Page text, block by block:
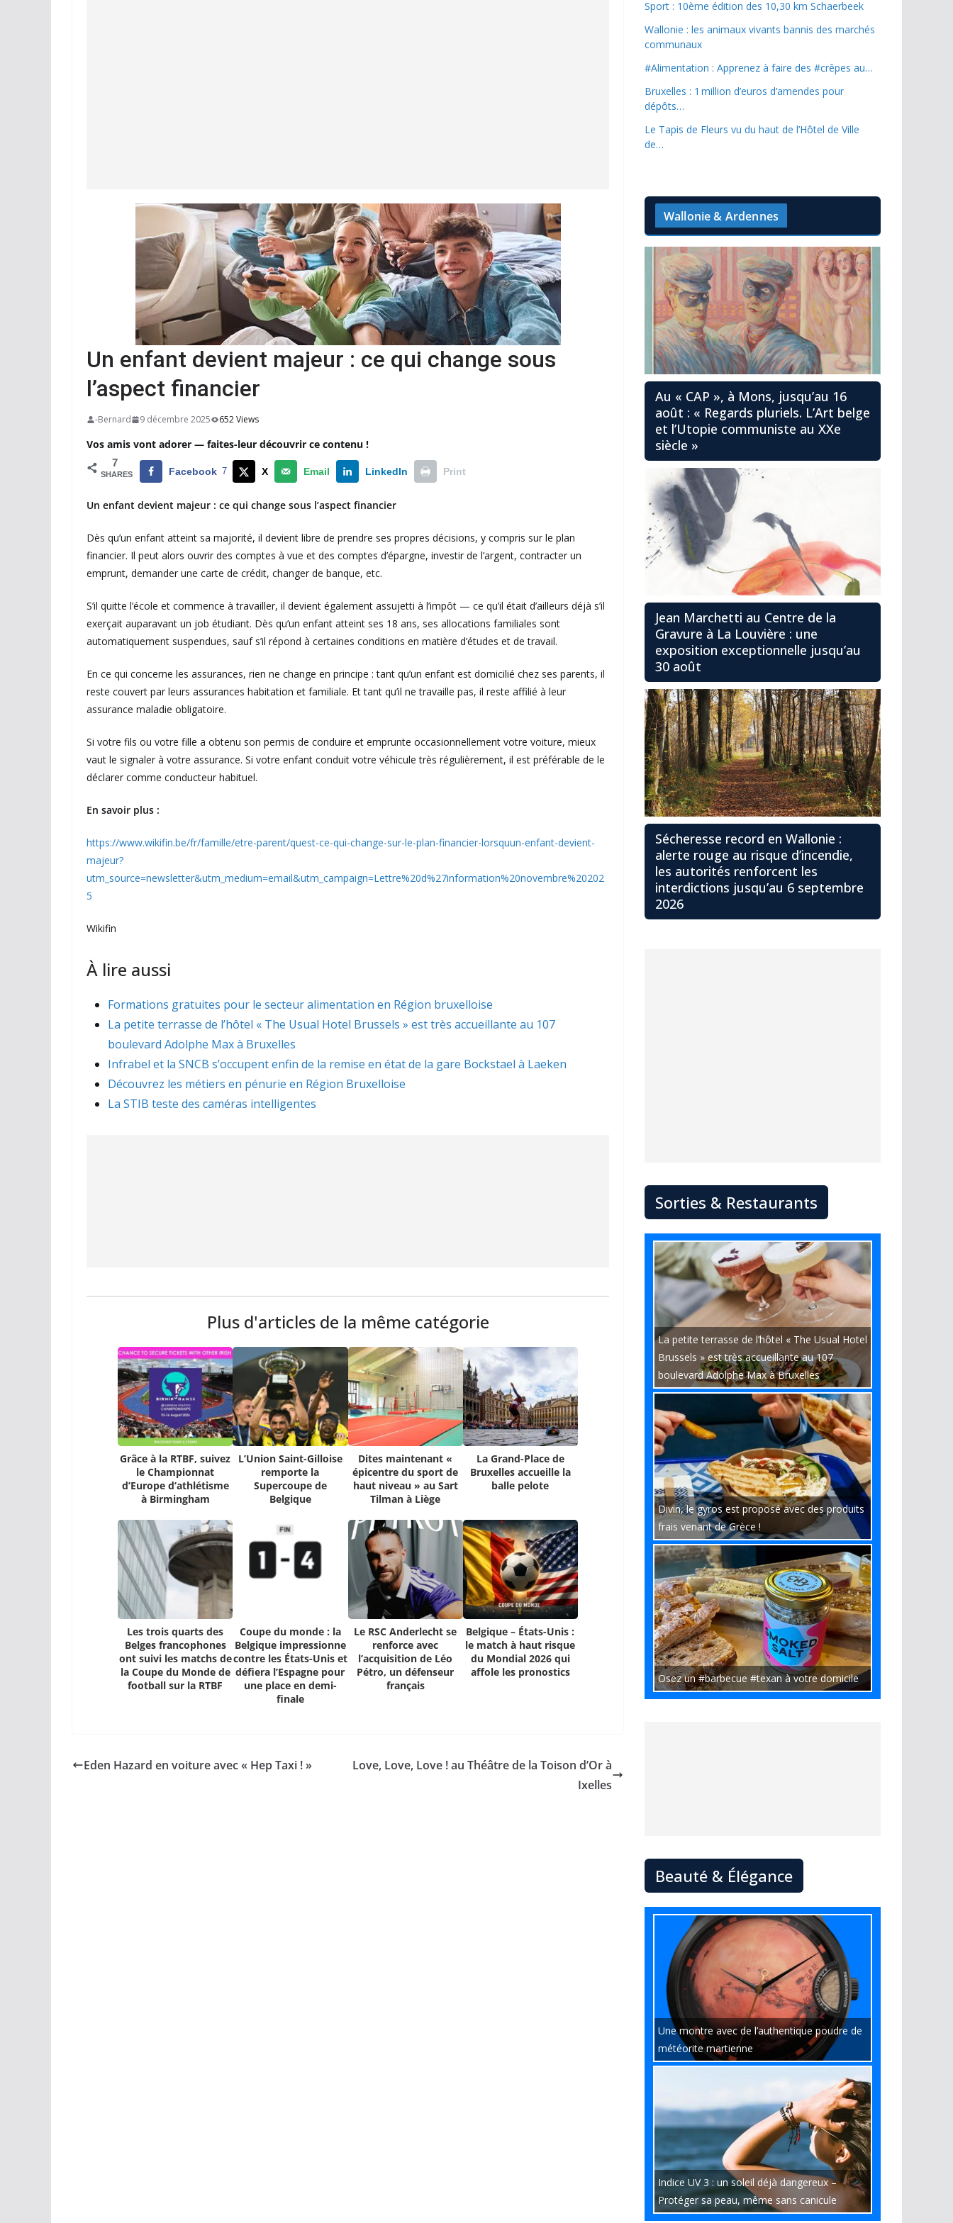
Un enfant devient majeur : ce qui change sous
l’aspect financier
-Bernard 9 décembre 2025 652 Views
Vos amis vont adorer — faites-leur découvrir ce contenu !
7
SHARES Facebook 7 X Email LinkedIn Print
Un enfant devient majeur : ce qui change sous l’aspect financier
Dès qu’un enfant atteint sa majorité, il devient libre de prendre ses propres décisions, y compris sur le plan
financier. Il peut alors ouvrir des comptes à vue et des comptes d’épargne, investir de l’argent, contracter un
emprunt, demander une carte de crédit, changer de banque, etc.
S’il quitte l’école et commence à travailler, il devient également assujetti à l’impôt — ce qu’il était d’ailleurs déjà s’il
exerçait auparavant un job étudiant. Dès qu’un enfant atteint ses 18 ans, ses allocations familiales sont
automatiquement suspendues, sauf s’il répond à certaines conditions en matière d’études et de travail.
En ce qui concerne les assurances, rien ne change en principe : tant qu’un enfant est domicilié chez ses parents, il
reste couvert par leurs assurances habitation et familiale. Et tant qu’il ne travaille pas, il reste affilié à leur
assurance maladie obligatoire.
Si votre fils ou votre fille a obtenu son permis de conduire et emprunte occasionnellement votre voiture, mieux
vaut le signaler à votre assurance. Si votre enfant conduit votre véhicule très régulièrement, il est préférable de le
déclarer comme conducteur habituel.
En savoir plus :
https://www.wikifin.be/fr/famille/etre-parent/quest-ce-qui-change-sur-le-plan-financier-lorsquun-enfant-devient-
majeur?
utm_source=newsletter&utm_medium=email&utm_campaign=Lettre%20d%27information%20novembre%20202
5
Wikifin
À lire aussi
Formations gratuites pour le secteur alimentation en Région bruxelloise
La petite terrasse de l’hôtel « The Usual Hotel Brussels » est très accueillante au 107
boulevard Adolphe Max à Bruxelles
Infrabel et la SNCB s’occupent enfin de la remise en état de la gare Bockstael à Laeken
Découvrez les métiers en pénurie en Région Bruxelloise
La STIB teste des caméras intelligentes
Plus d'articles de la même catégorie
Grâce à la RTBF, suivez
le Championnat
d’Europe d’athlétisme
à Birmingham
L’Union Saint-Gilloise
remporte la
Supercoupe de
Belgique
Dites maintenant «
épicentre du sport de
haut niveau » au Sart
Tilman à Liège
La Grand-Place de
Bruxelles accueille la
balle pelote
Les trois quarts des
Belges francophones
ont suivi les matchs de
la Coupe du Monde de
football sur la RTBF
Coupe du monde : la
Belgique impressionne
contre les États-Unis et
défiera l’Espagne pour
une place en demi-
finale
Le RSC Anderlecht se
renforce avec
l’acquisition de Léo
Pétro, un défenseur
français
Belgique – États-Unis :
le match à haut risque
du Mondial 2026 qui
affole les pronostics
Eden Hazard en voiture avec « Hep Taxi ! »
Love, Love, Love ! au Théâtre de la Toison d’Or à
Ixelles
Sport : 10ème édition des 10,30 km Schaerbeek
Wallonie : les animaux vivants bannis des marchés
communaux
#Alimentation : Apprenez à faire des #crêpes au…
Bruxelles : 1 million d’euros d’amendes pour
dépôts…
Le Tapis de Fleurs vu du haut de l’Hôtel de Ville
de…
Wallonie & Ardennes
Au « CAP », à Mons, jusqu’au 16
août : « Regards pluriels. L’Art belge
et l’Utopie communiste au XXe
siècle »
Jean Marchetti au Centre de la
Gravure à La Louvière : une
exposition exceptionnelle jusqu’au
30 août
Sécheresse record en Wallonie :
alerte rouge au risque d’incendie,
les autorités renforcent les
interdictions jusqu’au 6 septembre
2026
Sorties & Restaurants
La petite terrasse de l’hôtel « The Usual Hotel
Brussels » est très accueillante au 107
boulevard Adolphe Max à Bruxelles
Divin, le gyros est proposé avec des produits
frais venant de Grèce !
Osez un #barbecue #texan à votre domicile
Beauté & Élégance
Une montre avec de l’authentique poudre de
météorite martienne
Indice UV 3 : un soleil déjà dangereux –
Protéger sa peau, même sans canicule